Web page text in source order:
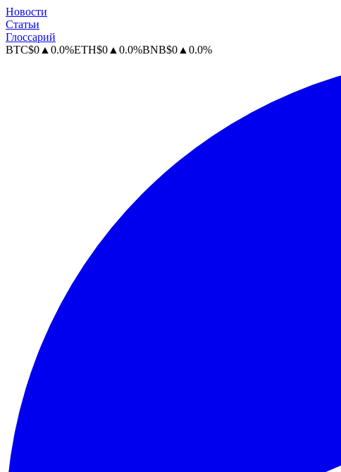
Новости
Статьи
Глоссарий
BTC$0 ▲ 0.0%ETH$0 ▲ 0.0%BNB$0 ▲ 0.0%